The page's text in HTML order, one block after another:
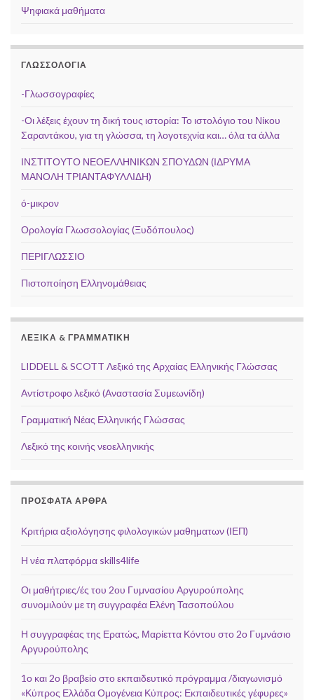
Ψηφιακά μαθήματα
ΓΛΩΣΣΟΛΟΓΊΑ
-Γλωσσογραφίες
-Οι λέξεις έχουν τη δική τους ιστορία: Το ιστολόγιο του Νίκου
Σαραντάκου, για τη γλώσσα, τη λογοτεχνία και… όλα τα άλλα
ΙΝΣΤΙΤΟΥΤΟ ΝΕΟΕΛΛΗΝΙΚΩΝ ΣΠΟΥΔΩΝ (ΙΔΡΥΜΑ
ΜΑΝΟΛΗ ΤΡΙΑΝΤΑΦΥΛΛΙΔΗ)
ό-μικρον
Ορολογία Γλωσσολογίας (Ξυδόπουλος)
ΠΕΡΙΓΛΩΣΣΙΟ
Πιστοποίηση Ελληνομάθειας
ΛΕΞΙΚΆ & ΓΡΑΜΜΑΤΙΚΉ
LIDDELL & SCOTT Λεξικό της Αρχαίας Ελληνικής Γλώσσας
Αντίστροφο λεξικό (Αναστασία Συμεωνίδη)
Γραμματική Νέας Ελληνικής Γλώσσας
Λεξικό της κοινής νεοελληνικής
ΠΡΌΣΦΑΤΑ ΆΡΘΡΑ
Κριτήρια αξιολόγησης φιλολογικών μαθηματων (ΙΕΠ)
Η νέα πλατφόρμα skills4life
Οι μαθήτριες/ές του 2ου Γυμνασίου Αργυρούπολης
συνομιλούν με τη συγγραφέα Ελένη Τασοπούλου
Η συγγραφέας της Ερατώς, Μαρίεττα Κόντου στο 2ο Γυμνάσιο
Αργυρούπολης
1ο και 2ο βραβείο στο εκπαιδευτικό πρόγραμμα /διαγωνισμό
«Κύπρος Ελλάδα Ομογένεια Κύπρος: Εκπαιδευτικές γέφυρες»